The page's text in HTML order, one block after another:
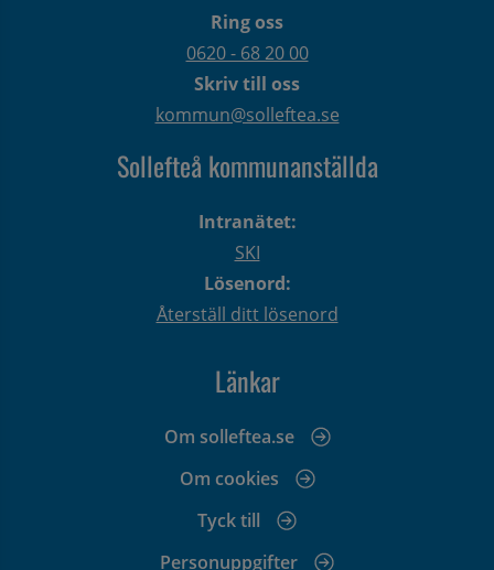
Ring oss
0620 - 68 20 00
Skriv till oss
kommun@solleftea.se
Sollefteå kommunanställda
Intranätet:
SKI
Lösenord:
Återställ ditt lösenord
Länkar
Om solleftea.se
Om cookies
Tyck till
Personuppgifter